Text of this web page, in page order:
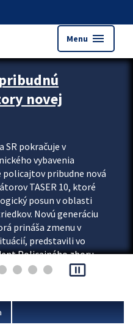
Menu menu
novej
pokračuje v
vybavenia
policajtov pribudne nová
TASER 10, ktoré
posun v oblasti
Novú generáciu
prináša zmenu v
predstavili vo
Policajného zboru
výcviku...
pause_presentation